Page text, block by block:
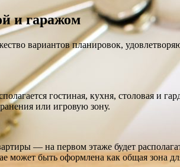
и гаражом
вариантов планировок,
гостиная, кухня, столовая и
или игровую зону.
— на первом этаже будет
может быть оформлена как общая зона